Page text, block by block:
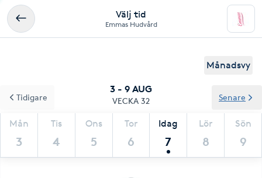
Välj tid
Emmas Hudvård
Månadsvy
3 - 9 AUG
VECKA 32
Mån
3
Tis
4
Ons
5
Tor
6
Idag
7
Lör
8
Sön
9
Tidigare Senare